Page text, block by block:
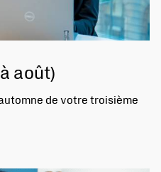
août)
de votre troisième